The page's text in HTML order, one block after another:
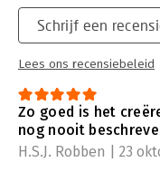
Schrijf een
Lees ons recensiebeleid
Zo goed is het
nog nooit
H.S.J. Robben | 23